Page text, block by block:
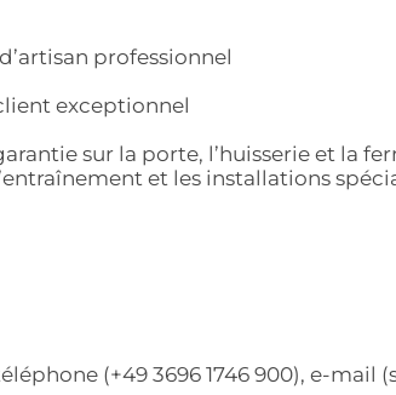
professionnel
exceptionnel
sur la porte, l’huisserie et la
et les installations
(+49 3696 1746 900), e-mail